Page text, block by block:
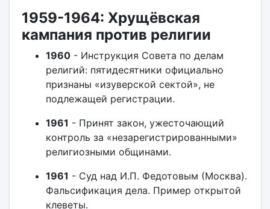
1959-1964: Хрущёвская
кампания против религии
1960- Инструкция Совета по делам
религий: пятидесятники официально
признаны «изуверской сектой», не
подлежащей регистрации.
1961 - Принят закон, ужесточающий
контроль за «незарегистрированными»
религиозными общинами.
1961 - Суд над И.П. Федотовым (Москва).
Фальсификация дела. Пример открытой
клеветы.